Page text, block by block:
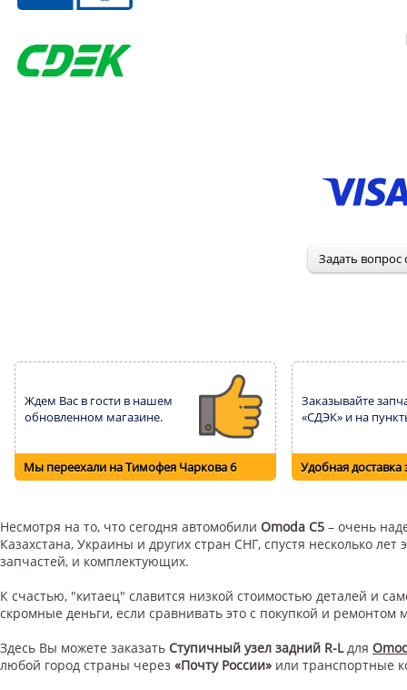
Ждем Вас в гости в нашем
обновленном магазине.
Мы переехали на Тимофея Чаркова 6
Заказывайте
«СДЭК» и на
Удобная доставка
Несмотря на то, что сегодня автомобили Omoda C5 – очень
Казахстана, Украины и других стран СНГ, спустя несколько
запчастей, и комплектующих.
К счастью, "китаец" славится низкой стоимостью деталей и
скромные деньги, если сравнивать это с покупкой и
Здесь Вы можете заказать Ступичный узел задний R-Lдля
любой город страны через «Почту России» или транспортные